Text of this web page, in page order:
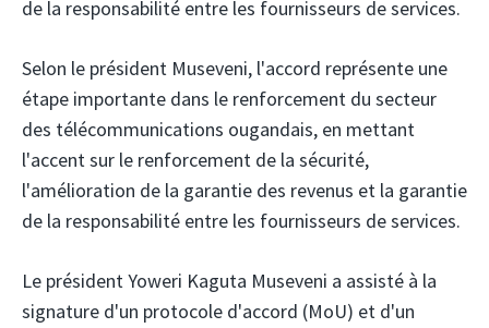
de la responsabilité entre les fournisseurs de services.
Selon le président Museveni, l'accord représente une
étape importante dans le renforcement du secteur
des télécommunications ougandais, en mettant
l'accent sur le renforcement de la sécurité,
l'amélioration de la garantie des revenus et la garantie
de la responsabilité entre les fournisseurs de services.
Le président Yoweri Kaguta Museveni a assisté à la
signature d'un protocole d'accord (MoU) et d'un